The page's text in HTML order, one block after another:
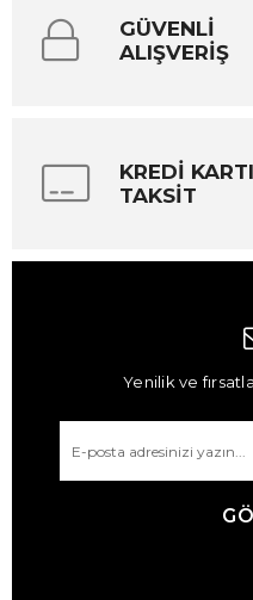
GÜVENLİ
ALIŞVERİŞ
KREDİ
TAKSİT
Yenilik ve